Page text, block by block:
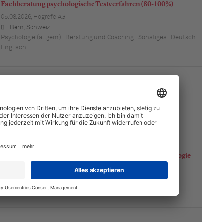
Fachberatung psychologische Testverfahren (80-100%)
05.08.2026, Hogrefe AG
Bern, Schweiz
Psychologie (allgem.) | Beratung und Coaching | Sonstiges | Deutsch |
Englisch
Dortmund (Nordrhein-Westfalen)
Beratung und Coaching | Forschung und Lehre | Sonstiges
Postdoc-Stelle (100%, TV-L 13) in Pädagogischer Psychologie
Universität Münster
Münster (Nordrhein-Westfalen)
Pädagogische Psychologie /Schulpsychologie